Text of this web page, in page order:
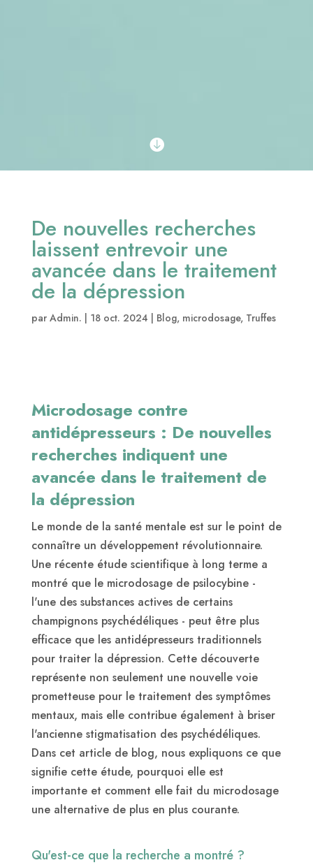

De nouvelles recherches
laissent entrevoir une
avancée dans le traitement
de la dépression
par Admin. | 18 oct. 2024 | Blog, microdosage, Truffes
Microdosage contre
antidépresseurs : De nouvelles
recherches indiquent une
avancée dans le traitement de
la dépression
Le monde de la santé mentale est sur le point de
connaître un développement révolutionnaire.
Une récente étude scientifique à long terme a
montré que le microdosage de psilocybine -
l'une des substances actives de certains
champignons psychédéliques - peut être plus
efficace que les antidépresseurs traditionnels
pour traiter la dépression. Cette découverte
représente non seulement une nouvelle voie
prometteuse pour le traitement des symptômes
mentaux, mais elle contribue également à briser
l'ancienne stigmatisation des psychédéliques.
Dans cet article de blog, nous expliquons ce que
signifie cette étude, pourquoi elle est
importante et comment elle fait du microdosage
une alternative de plus en plus courante.
Qu'est-ce que la recherche a montré ?